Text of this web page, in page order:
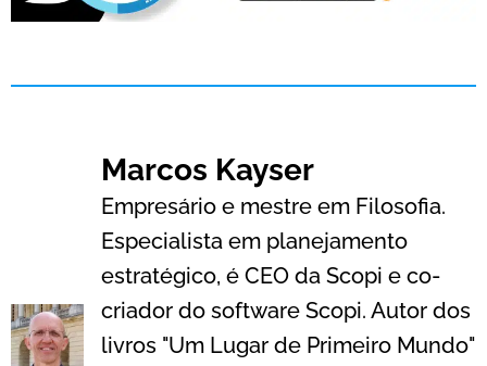
Marcos Kayser
Empresário e mestre em Filosofia.
Especialista em planejamento
estratégico, é CEO da Scopi e co-
criador do software Scopi. Autor dos
livros "Um Lugar de Primeiro Mundo"